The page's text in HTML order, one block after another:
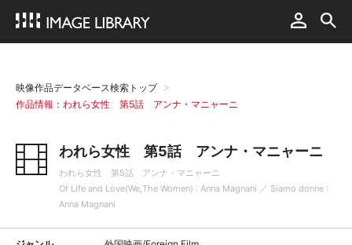
映像作品データベース検索トップ
作品情報：われら女性 第5話 アンナ・マニャーニ
われら女性 第5話 アンナ・マニャーニ
われら女性 第5話 アンナ・マニャーニ
Of Life and Love(We,The Women) : Anna Magnani ／ Siamo donne :
Anna Magnani